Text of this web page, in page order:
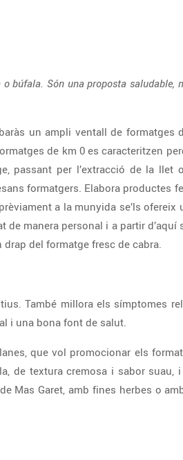
búfala. Són una proposta saludable,
un ampli ventall de formatges
de km 0 es caracteritzen
passant per l’extracció de la llet
formatgers. Elabora productes
a la munyida se’ls ofereix
manera personal i a partir d’aquí
del formatge fresc de cabra.
També millora els símptomes
i una bona font de salut.
que vol promocionar els
de textura cremosa i sabor suau,
Mas Garet, amb fines herbes o